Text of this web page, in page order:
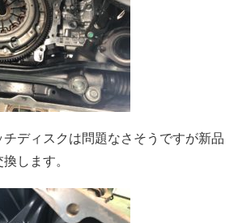
ディスクは問題なさそうですが新品
します。